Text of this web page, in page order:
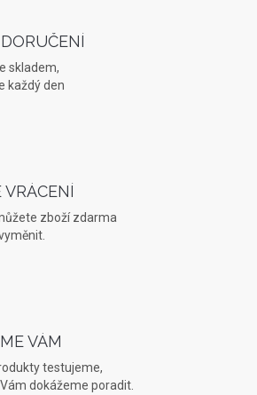
skladem,
každý den
zboží zdarma
VÁM
testujeme,
dokážeme poradit.